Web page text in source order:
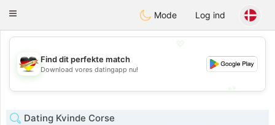
DeutschDating
Toggle
Mode Log ind
💖
💕
Find dit perfekte match
Download vores datingapp nu!
Dating Kvinde Corse